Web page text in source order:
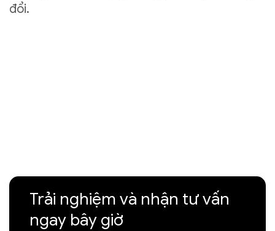
đổi.
Trải nghiệm và nhận tư vấn
ngay bây giờ